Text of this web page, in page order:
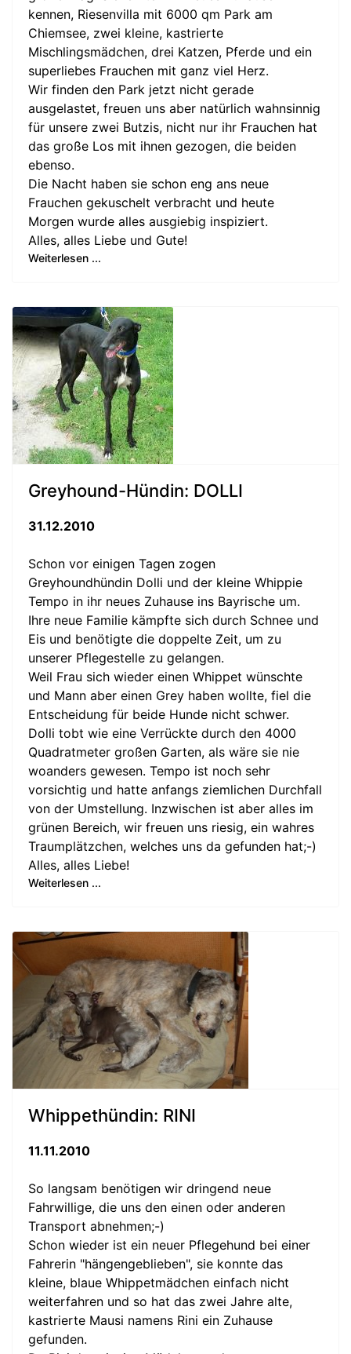
kennen, Riesenvilla mit 6000 qm Park am
Chiemsee, zwei kleine, kastrierte
Mischlingsmädchen, drei Katzen, Pferde und ein
superliebes Frauchen mit ganz viel Herz.
Wir finden den Park jetzt nicht gerade
ausgelastet, freuen uns aber natürlich wahnsinnig
für unsere zwei Butzis, nicht nur ihr Frauchen hat
das große Los mit ihnen gezogen, die beiden
ebenso.
Die Nacht haben sie schon eng ans neue
Frauchen gekuschelt verbracht und heute
Morgen wurde alles ausgiebig inspiziert.
Alles, alles Liebe und Gute!
Weiterlesen ...
Greyhound-Hündin: DOLLI
31.12.2010
Schon vor einigen Tagen zogen
Greyhoundhündin Dolli und der kleine Whippie
Tempo in ihr neues Zuhause ins Bayrische um.
Ihre neue Familie kämpfte sich durch Schnee und
Eis und benötigte die doppelte Zeit, um zu
unserer Pflegestelle zu gelangen.
Weil Frau sich wieder einen Whippet wünschte
und Mann aber einen Grey haben wollte, fiel die
Entscheidung für beide Hunde nicht schwer.
Dolli tobt wie eine Verrückte durch den 4000
Quadratmeter großen Garten, als wäre sie nie
woanders gewesen. Tempo ist noch sehr
vorsichtig und hatte anfangs ziemlichen Durchfall
von der Umstellung. Inzwischen ist aber alles im
grünen Bereich, wir freuen uns riesig, ein wahres
Traumplätzchen, welches uns da gefunden hat;-)
Alles, alles Liebe!
Weiterlesen ...
Whippethündin: RINI
11.11.2010
So langsam benötigen wir dringend neue
Fahrwillige, die uns den einen oder anderen
Transport abnehmen;-)
Schon wieder ist ein neuer Pflegehund bei einer
Fahrerin "hängengeblieben", sie konnte das
kleine, blaue Whippetmädchen einfach nicht
weiterfahren und so hat das zwei Jahre alte,
kastrierte Mausi namens Rini ein Zuhause
gefunden.